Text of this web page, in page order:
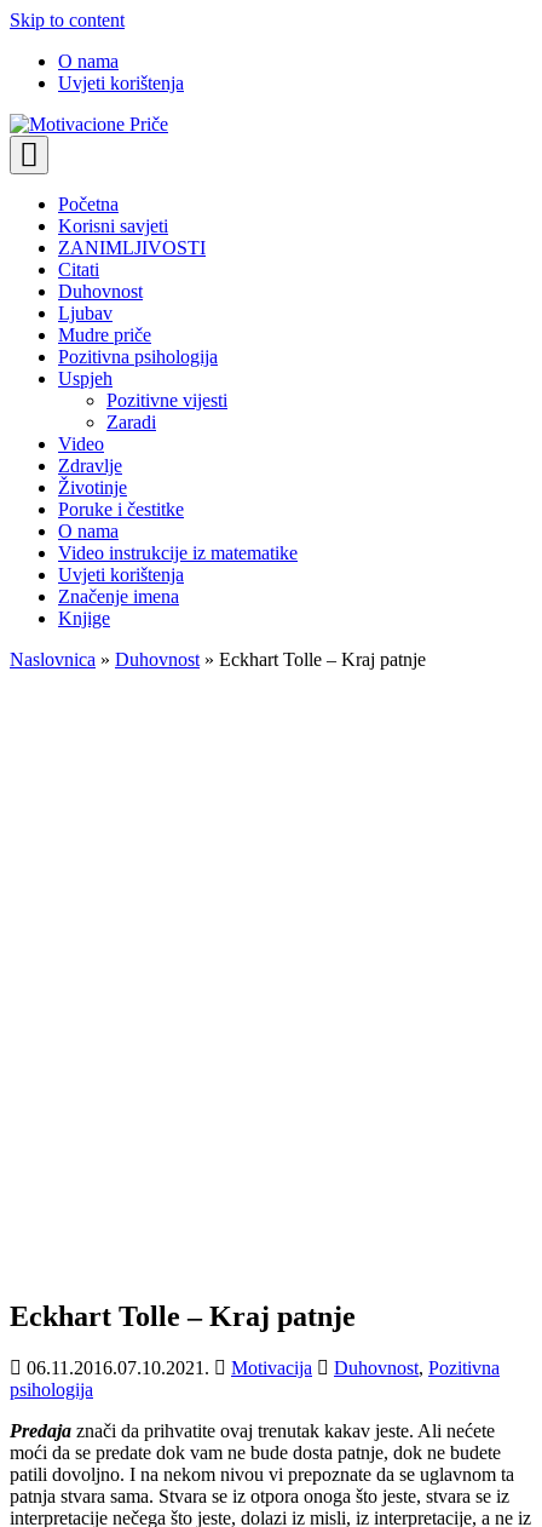
Skip to content
O nama
Uvjeti korištenja
Motivacione Priče
Mudre priče o životu i poučne priče o životu
Početna
Korisni savjeti
ZANIMLJIVOSTI
Citati
Duhovnost
Ljubav
Mudre priče
Pozitivna psihologija
Uspjeh
Pozitivne vijesti
Zaradi
Video
Zdravlje
Životinje
Poruke i čestitke
O nama
Video instrukcije iz matematike
Uvjeti korištenja
Značenje imena
Knjige
Naslovnica » Duhovnost » Eckhart Tolle – Kraj patnje
Eckhart Tolle – Kraj patnje
06.11.2016.07.10.2021. Motivacija Duhovnost, Pozitivna
psihologija
Predaja znači da prihvatite ovaj trenutak kakav jeste. Ali nećete
moći da se predate dok vam ne bude dosta patnje, dok ne budete
patili dovoljno. I na nekom nivou vi prepoznate da se uglavnom ta
patnja stvara sama. Stvara se iz otpora onoga što jeste, stvara se iz
interpretacije nečega što jeste, dolazi iz misli, iz interpretacije, a ne iz